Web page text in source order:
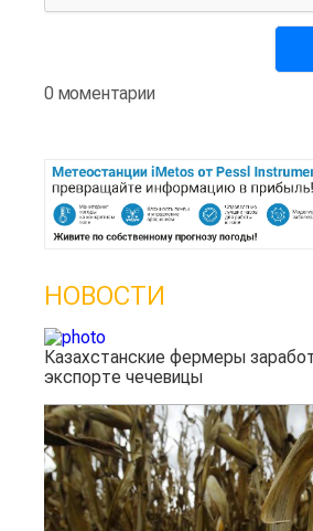
0 моментарии
НОВОСТИ
Казахстанские фермеры
экспорте чечевицы